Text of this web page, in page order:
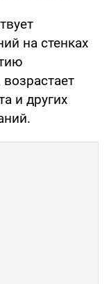
на стенках
и других